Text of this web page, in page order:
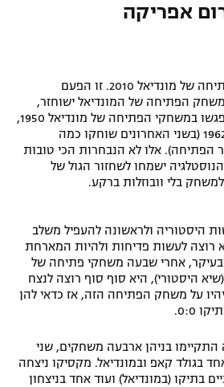
– "מרלן"
לבית עסק
אפריקה
שחזור משחק הפתיחה של מונדיאל 2010. זו הפעם
הפתיחה של המונדיאל ישוחזר,
אחרי שמקסיקו וברזיל נפגשו במשחקי הפתיחה של מונדיאל 1950,
מונדיאל 1954 ומונדיאל 1962 (בשני האחרונים שוחקו כמה
הפתיחה). אלו לא הנבחרות הכי טובות
ישמחו לשחזור הגול של
בלי וובוזלות ברקע.
היסטוריה ולראשונה להעפיל משלב
רוצה לעשות פדיחות ולהיות המארחת
אחרי שבעה משחקי פתיחה של
היסטורי), היא סוף סוף רוצה לנצח
על משחק הפתיחה הזה, אז כדאי להן
0:0.
התקיימו בניהן ארבעה משחקים, שני
בגולד קאפ ובמונדיאל. מקסיקו ניצחה
בתיקו (במונדיאל) ועוד אחד בניצחון